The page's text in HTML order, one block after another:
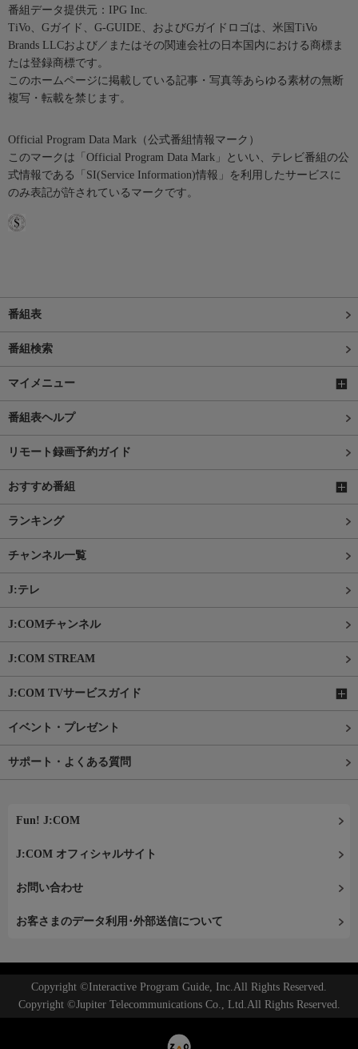
番組データ提供元：IPG Inc.
TiVo、Gガイド、G-GUIDE、およびGガイドロゴは、米国TiVo
Brands LLCおよび／またはその関連会社の日本国内における商標ま
たは登録商標です。
このホームページに掲載している記事・写真等あらゆる素材の無断
複写・転載を禁じます。
Official Program Data Mark（公式番組情報マーク）
このマークは「Official Program Data Mark」といい、テレビ番組の公
式情報である「SI(Service Information)情報」を利用したサービスに
のみ表記が許されているマークです。
番組表
番組検索
マイメニュー
番組表ヘルプ
リモート録画予約ガイド
おすすめ番組
ランキング
チャンネル一覧
J:テレ
J:COMチャンネル
J:COM STREAM
J:COM TVサービスガイド
イベント・プレゼント
サポート・よくある質問
Fun! J:COM
J:COM オフィシャルサイト
お問い合わせ
お客さまのデータ利用･外部送信について
Copyright ©Interactive Program Guide, Inc.All Rights Reserved.
Copyright ©Jupiter Telecommunications Co., Ltd.All Rights Reserved.